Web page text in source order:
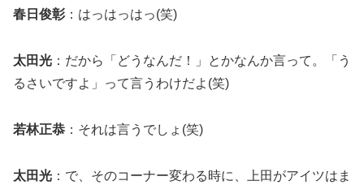
春日俊彰 ：はっはっはっ(笑)
太田光 ：だから「どうなんだ！」とかなんか言って。「う
るさいですよ」って言うわけだよ(笑)
若林正恭 ：それは言うでしょ(笑)
太田光 ：で、そのコーナー変わる時に、上田がアイツはま